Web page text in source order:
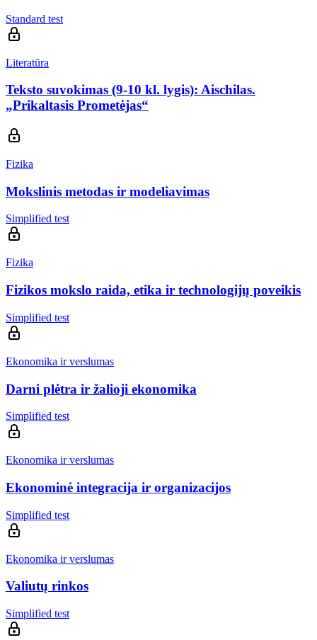
Standard test
Literatūra
Teksto suvokimas (9-10 kl. lygis): Aischilas.
„Prikaltasis Prometėjas“
Fizika
Mokslinis metodas ir modeliavimas
Simplified test
Fizika
Fizikos mokslo raida, etika ir technologijų poveikis
Simplified test
Ekonomika ir verslumas
Darni plėtra ir žalioji ekonomika
Simplified test
Ekonomika ir verslumas
Ekonominė integracija ir organizacijos
Simplified test
Ekonomika ir verslumas
Valiutų rinkos
Simplified test